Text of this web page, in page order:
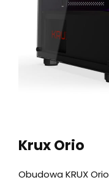
Krux Orio
Obudowa KRUX